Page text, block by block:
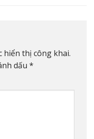
hiển thị công khai.
dấu *